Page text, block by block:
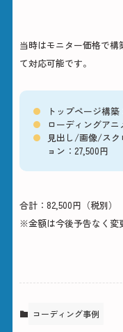
当時はモニター価格で
て対応可能です。
トップページ構
ローディングア
見出し/画像/スク
ョン：27,500円
合計：82,500円（税別）
※金額は今後予告なく変
コーディング事例